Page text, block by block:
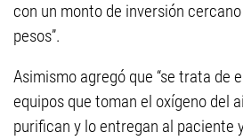
con un monto de inversión
pesos”.
Asimismo agregó que “se trata de
equipos que toman el oxígeno del
purifican y lo entregan al paciente